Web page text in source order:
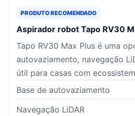
PRODUTO RECOMENDADO
Aspirador robot Tapo RV30
Tapo RV30 Max Plus é uma
autovaziamento, navegação
útil para casas com
Base de autovaziamento
Navegação LiDAR